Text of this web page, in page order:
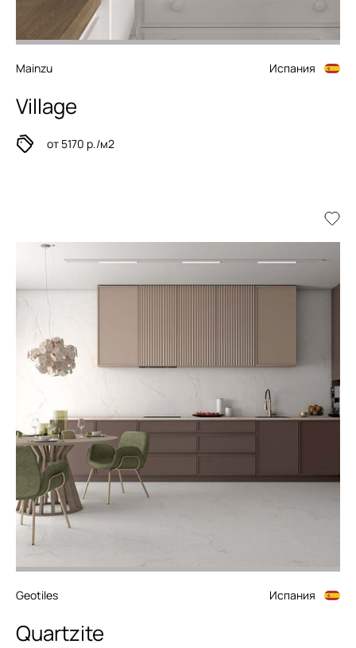
Mainzu Испания
Village
от 5170 р./м2
Geotiles Испания
Quartzite